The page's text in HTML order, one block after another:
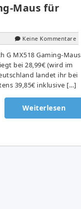
Maus für
Keine Kommentare
G MX518 Gaming-Maus
bei 28,99€ (wird im
landet ihr bei
39,85€ inklusive […]
Weiterlesen